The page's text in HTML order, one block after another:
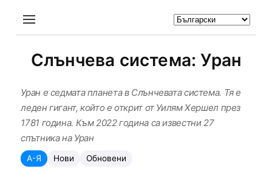
Слънчева система: Уран
Уран е седмата планета в Слънчевата система. Тя е
леден гигант, който е открит от Уилям Хершел през
1781 година. Към 2022 година са известни 27
спътника на Уран
А-Я Нови Обновени